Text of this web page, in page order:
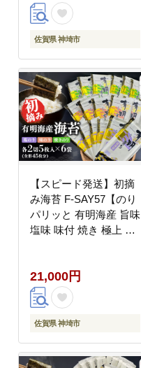
(H032118)
佐賀県 神埼市
【スピード発送】初摘
み海苔 F-SAY57【のり
パリッと 有明海産 旨味
塩味 味付 焼き 極上 絶
21,000円
佐賀県 神埼市